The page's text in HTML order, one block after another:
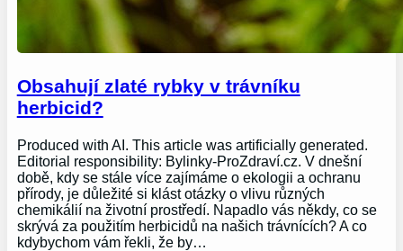
Obsahují zlaté rybky v trávníku
herbicid?
Produced with AI. This article was artificially generated.
Editorial responsibility: Bylinky-ProZdraví.cz. V dnešní
době, kdy se stále více zajímáme o ekologii a ochranu
přírody, je důležité si klást otázky o vlivu různých
chemikálií na životní prostředí. Napadlo vás někdy, co se
skrývá za použitím herbicidů na našich trávnících? A co
kdybychom vám řekli, že by…